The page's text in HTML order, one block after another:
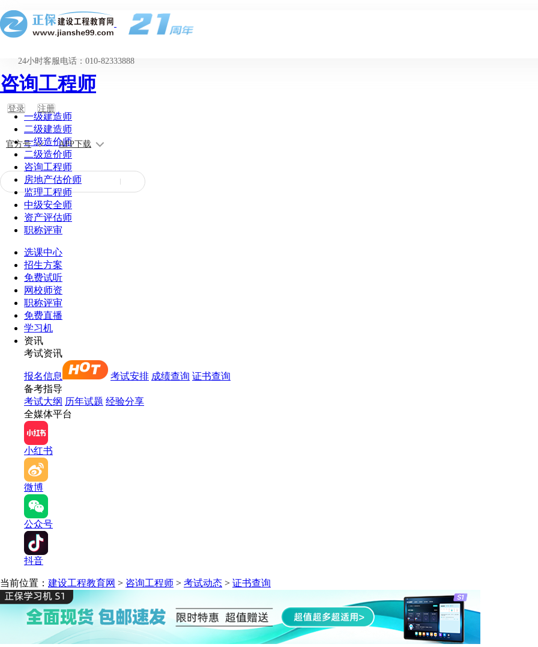
24小时客服电话：010-82333888
登录 注册
官方号 APP下载
咨询工程师
一级建造师
二级建造师
一级造价师
二级造价师
咨询工程师
房地产估价师
监理工程师
中级安全师
资产评估师
职称评审
选课中心
招生方案
免费试听
网校师资
职称评审
免费直播
学习机
资讯
考试资讯
报名信息 考试安排 成绩查询 证书查询
备考指导
考试大纲 历年试题 经验分享
全媒体平台
小红书
微博
公众号
抖音
当前位置： 建设工程教育网 > 咨询工程师 > 考试动态 > 证书查询